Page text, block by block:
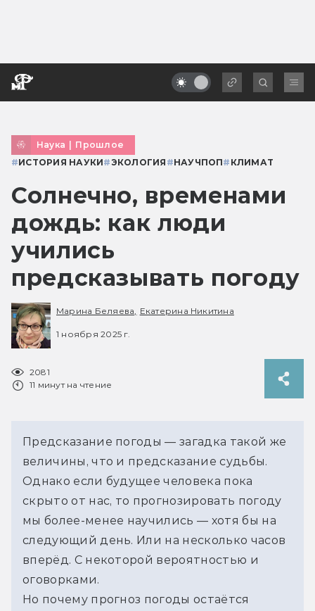
Наука | Прошлое
#ИСТОРИЯ НАУКИ#ЭКОЛОГИЯ #НАУЧПОП# КЛИМАТ
Солнечно, временами
дождь: как люди
учились
предсказывать погоду
Марина Беляева, Екатерина Никитина
1 ноября 2025 г.
2081
11 минут на чтение
Предсказание погоды — загадка такой же
величины, что и предсказание судьбы.
Однако если будущее человека пока
скрыто от нас, то прогнозировать погоду
мы более-менее научились — хотя бы на
следующий день. Или на несколько часов
вперёд. С некоторой вероятностью и
оговорками.
Но почему прогноз погоды остаётся